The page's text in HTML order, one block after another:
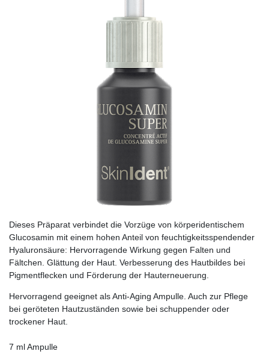
Dieses Präparat verbindet die Vorzüge von körperidentischem
Glucosamin mit einem hohen Anteil von feuchtigkeitsspendender
Hyaluronsäure: Hervorragende Wirkung gegen Falten und
Fältchen. Glättung der Haut. Verbesserung des Hautbildes bei
Pigmentflecken und Förderung der Hauterneuerung.
Hervorragend geeignet als Anti-Aging Ampulle. Auch zur Pflege
bei geröteten Hautzuständen sowie bei schuppender oder
trockener Haut.
7 ml Ampulle